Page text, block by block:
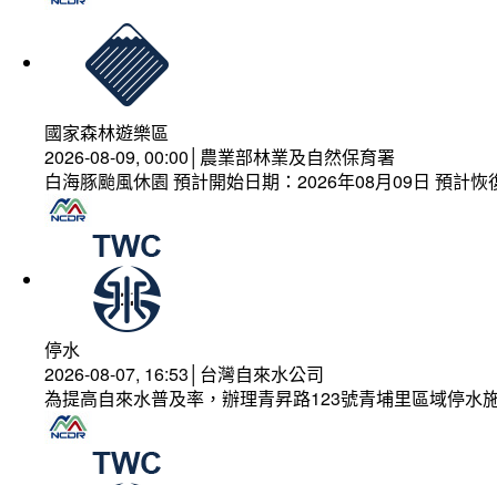
國家森林遊樂區
2026-08-09, 00:00│農業部林業及自然保育署
白海豚颱風休園 預計開始日期：2026年08月09日 預計
停水
2026-08-07, 16:53│台灣自來水公司
為提高自來水普及率，辦理青昇路123號青埔里區域停水